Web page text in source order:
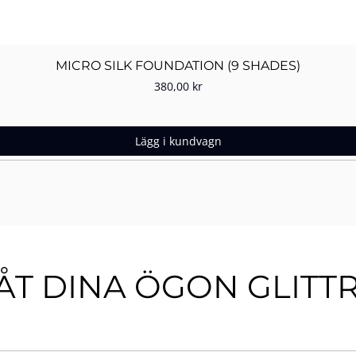
Snabbvisning
MICRO SILK FOUNDATION (9 SHADES)
Pris
380,00 kr
Lägg i kundvagn
DINA ÖGON